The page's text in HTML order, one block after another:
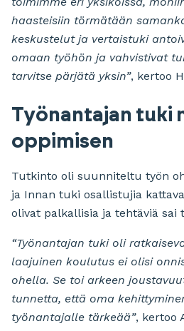
haasteisiin törmätään
keskustelut ja vertaistuki
omaan työhön ja vahvistivat
tarvitse pärjätä yksin”, kertoo
Työnantajan tuki
oppimisen
Tutkinto oli suunniteltu työn
ja Innan tuki osallistujia
olivat palkallisia ja tehtäviä sai
“Työnantajan tuki oli
laajuinen koulutus ei olisi
ohella. Se toi arkeen
tunnetta, että oma
työnantajalle tärkeää”, kertoo